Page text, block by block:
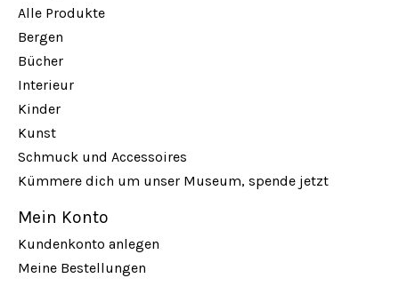
Alle Produkte
Bergen
Bücher
Interieur
Kinder
Kunst
Schmuck und Accessoires
Kümmere dich um unser Museum, spende jetzt
Mein Konto
Kundenkonto anlegen
Meine Bestellungen